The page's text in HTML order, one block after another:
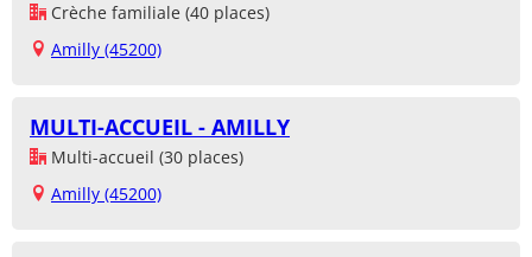
Crèche familiale (40 places)
Amilly (45200)
MULTI-ACCUEIL - AMILLY
Multi-accueil (30 places)
Amilly (45200)